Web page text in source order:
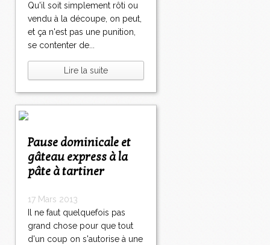
Qu'il soit simplement rôti ou
vendu à la découpe, on peut,
et ça n'est pas une punition,
se contenter de...
Lire la suite
Pause dominicale et
gâteau express à la
pâte à tartiner
17 Mars 2013
Il ne faut quelquefois pas
grand chose pour que tout
d'un coup on s'autorise à une